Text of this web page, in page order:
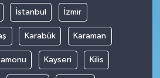
İstanbul İzmir
Karabük Karaman
Kayseri Kilis